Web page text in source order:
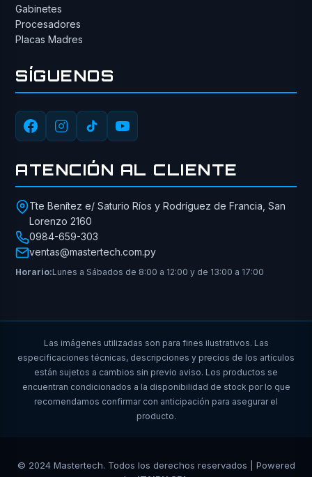
Gabinetes
Procesadores
Placas Madres
SÍGUENOS
ATENCIÓN AL CLIENTE
Tte Benítez e/ Saturio Ríos y Rodríguez de Francia, San
Lorenzo 2160
0984-659-303
ventas@mastertech.com.py
Horario:Lunes a Sábados de 8:00 a 12:00 y de 13:00 a 17:00
Las imágenes utilizadas son para fines ilustrativos. Las
especificaciones técnicas, descripciones y precios de los artículos
están sujetos a cambios sin previo aviso. Los productos se
encuentran condicionados a la disponibilidad de stock por lo que
recomendamos confirmar con anticipación para asegurar el
producto.
© 2024 Mastertech. Todos los derechos reservados | Powered